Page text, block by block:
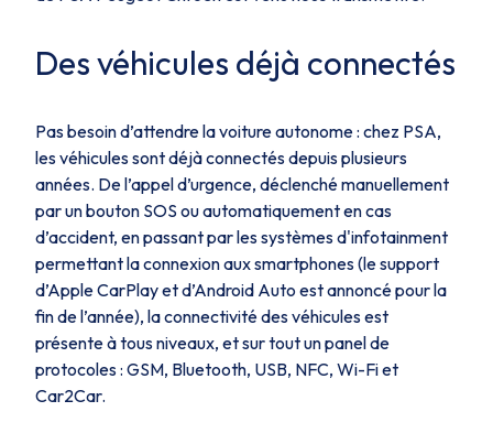
Des véhicules déjà connectés
Pas besoin d’attendre la voiture autonome : chez PSA,
les véhicules sont déjà connectés depuis plusieurs
années. De l’appel d’urgence, déclenché manuellement
par un bouton SOS ou automatiquement en cas
d’accident, en passant par les systèmes d'infotainment
permettant la connexion aux smartphones (le support
d’Apple CarPlay et d’Android Auto est annoncé pour la
fin de l’année), la connectivité des véhicules est
présente à tous niveaux, et sur tout un panel de
protocoles : GSM, Bluetooth, USB, NFC, Wi-Fi et
Car2Car.